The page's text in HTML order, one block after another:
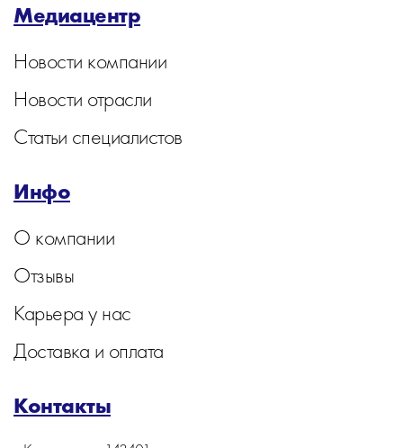
Медиацентр
Новости компании
Новости отрасли
Статьи специалистов
Инфо
О компании
Отзывы
Карьера у нас
Доставка и оплата
Контакты